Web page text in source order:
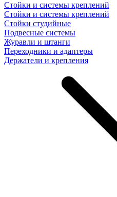
Стойки и системы креплений
Стойки и системы креплений
Стойки студийные
Подвесные системы
Журавли и штанги
Переходники и адаптеры
Держатели и крепления